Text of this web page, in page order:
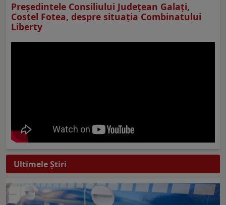
Preşedintele Consiliului Judeţean Galaţi,
Costel Fotea, despre situaţia Combinatului
Liberty
Ultimele Ştiri